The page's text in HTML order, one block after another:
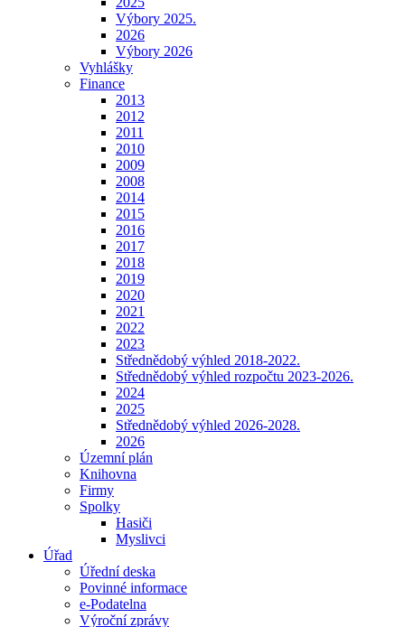
Výbory 2025.
2026
Výbory 2026
Vyhlášky
Finance
2013
2012
2011
2010
2009
2008
2014
2015
2016
2017
2018
2019
2020
2021
2022
2023
Střednědobý výhled 2018-2022.
Střednědobý výhled rozpočtu 2023-2026.
2024
2025
Střednědobý výhled 2026-2028.
2026
Územní plán
Knihovna
Firmy
Spolky
Hasiči
Myslivci
Úřad
Úřední deska
Povinné informace
e-Podatelna
Výroční zprávy